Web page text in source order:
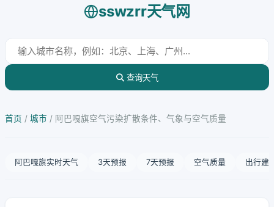
sswzrr天气网
查询天气
首页 / 城市 / 阿巴嘎旗空气污染扩散条件、气象与空气质量
阿巴嘎旗实时天气 3天预报 7天预报 空气质量 出行建